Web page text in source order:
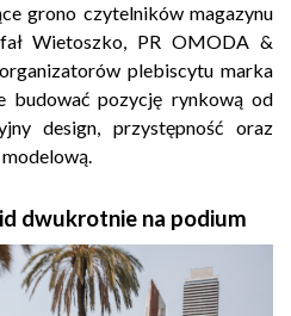
grono czytelników magazynu
Wietoszko, PR OMODA &
plebiscytu marka
budować pozycję rynkową od
design, przystępność oraz
dwukrotnie na podium